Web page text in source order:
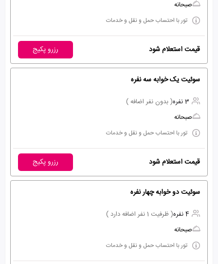
صبحانه
تور با احتساب حمل و نقل و خدمات
قیمت استعلام شود رزرو پکیج
سوئیت یک خوابه سه نفره
3 نفره
( بدون نفر اضافه )
صبحانه
تور با احتساب حمل و نقل و خدمات
قیمت استعلام شود رزرو پکیج
سوئیت دو خوابه چهار نفره
4 نفره
( ظرفیت 1 نفر اضافه دارد )
صبحانه
تور با احتساب حمل و نقل و خدمات